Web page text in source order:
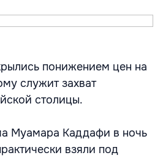
понижением цен на
служит захват
столицы.
Муамара Каддафи в ночь
взяли под